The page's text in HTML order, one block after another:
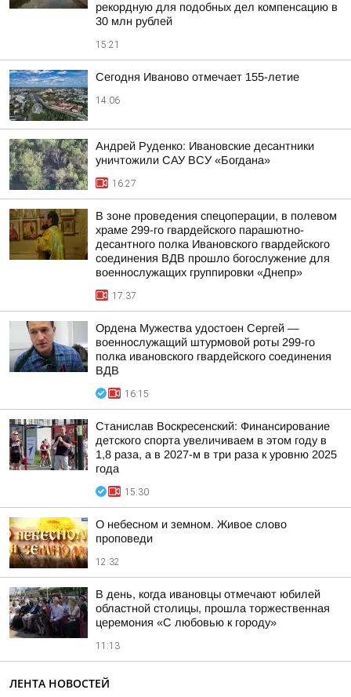
рекордную для подобных дел компенсацию в
30 млн рублей
15:21
Сегодня Иваново отмечает 155-летие
14:06
Андрей Руденко: Ивановские десантники
уничтожили САУ ВСУ «Богдана»
16:27
В зоне проведения спецоперации, в полевом
храме 299-го гвардейского парашютно-
десантного полка Ивановского гвардейского
соединения ВДВ прошло богослужение для
военнослужащих группировки «Днепр»
17:37
Ордена Мужества удостоен Сергей —
военнослужащий штурмовой роты 299-го
полка ивановского гвардейского соединения
ВДВ
16:15
Станислав Воскресенский: Финансирование
детского спорта увеличиваем в этом году в
1,8 раза, а в 2027-м в три раза к уровню 2025
года
15:30
О небесном и земном. Живое слово
проповеди
12:32
В день, когда ивановцы отмечают юбилей
областной столицы, прошла торжественная
церемония «С любовью к городу»
11:13
ЛЕНТА НОВОСТЕЙ